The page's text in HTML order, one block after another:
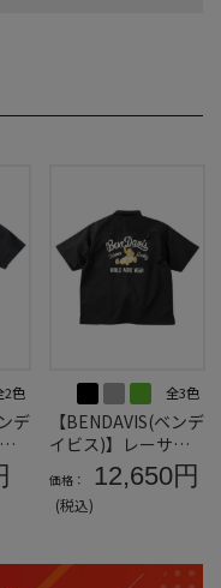
2色
デ
全3色
【BENDAVIS(ベンデ
イビス)】レーサー
レトロ刺繍ワーク半
袖シャツ＊カタログ
商品
価格： 12,650円
(税込)